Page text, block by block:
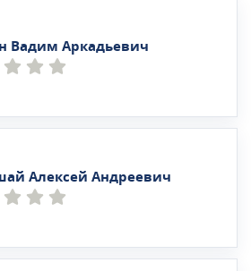
Вадим Аркадьевич
Алексей Андреевич